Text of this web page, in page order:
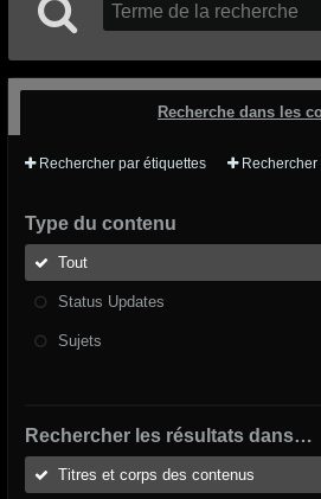
Recherche dans les
Rechercher par étiquettes Rechercher
Type du contenu
Tout
Status Updates
Sujets
Rechercher les résultats dans…
Titres et corps des contenus